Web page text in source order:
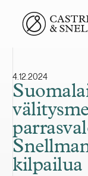
Front page
4.12.2024
kilpailua